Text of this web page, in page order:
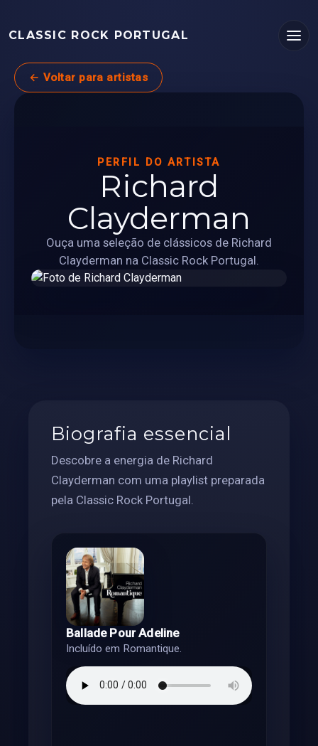
CLASSIC ROCK PORTUGAL
← Voltar para artistas
PERFIL DO ARTISTA
Richard
Clayderman
Ouça uma seleção de clássicos de Richard
Clayderman na Classic Rock Portugal.
Biografia essencial
Descobre a energia de Richard
Clayderman com uma playlist preparada
pela Classic Rock Portugal.
Ballade Pour Adeline
Incluído em Romantique.